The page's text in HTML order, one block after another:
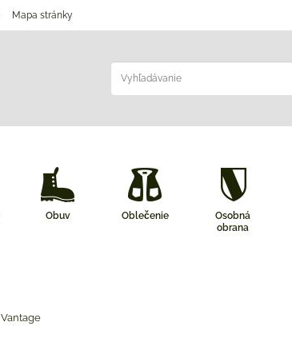
Mapa stránky
Obuv Oblečenie
Osobná
obrana
Vantage